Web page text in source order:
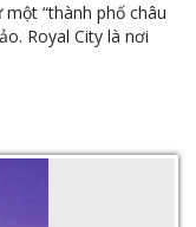
“thành phố châu
Royal City là nơi